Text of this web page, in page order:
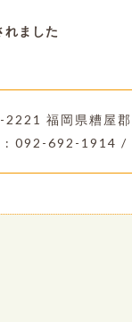
れました
2221 福岡県糟屋
: 092-692-1914 /